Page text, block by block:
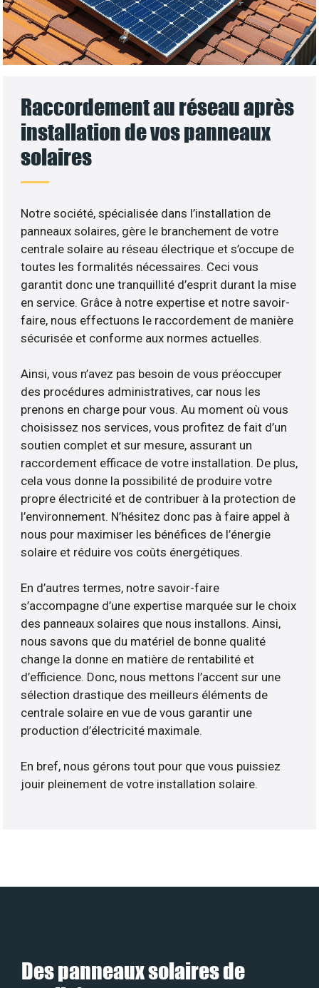
Raccordement au réseau après
installation de vos panneaux
solaires
Notre société, spécialisée dans l’installation de
panneaux solaires, gère le branchement de votre
centrale solaire au réseau électrique et s’occupe de
toutes les formalités nécessaires. Ceci vous
garantit donc une tranquillité d’esprit durant la mise
en service. Grâce à notre expertise et notre savoir-
faire, nous effectuons le raccordement de manière
sécurisée et conforme aux normes actuelles.
Ainsi, vous n’avez pas besoin de vous préoccuper
des procédures administratives, car nous les
prenons en charge pour vous. Au moment où vous
choisissez nos services, vous profitez de fait d’un
soutien complet et sur mesure, assurant un
raccordement efficace de votre installation. De plus,
cela vous donne la possibilité de produire votre
propre électricité et de contribuer à la protection de
l’environnement. N’hésitez donc pas à faire appel à
nous pour maximiser les bénéfices de l’énergie
solaire et réduire vos coûts énergétiques.
En d’autres termes, notre savoir-faire
s’accompagne d’une expertise marquée sur le choix
des panneaux solaires que nous installons. Ainsi,
nous savons que du matériel de bonne qualité
change la donne en matière de rentabilité et
d’efficience. Donc, nous mettons l’accent sur une
sélection drastique des meilleurs éléments de
centrale solaire en vue de vous garantir une
production d’électricité maximale.
En bref, nous gérons tout pour que vous puissiez
jouir pleinement de votre installation solaire.
Des panneaux solaires de